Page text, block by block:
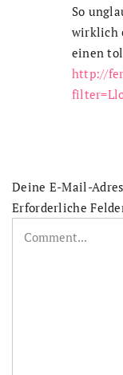
So
wirklich
einen
http://
Deine E-Mail-
Erforderliche